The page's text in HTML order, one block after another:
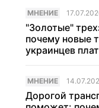
МНЕНИЕ
"Золотые"
почему новые
украинцев
МНЕНИЕ
Дорогой